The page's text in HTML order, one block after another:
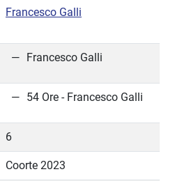
Francesco Galli
Francesco Galli
54 Ore - Francesco Galli
6
Coorte 2023